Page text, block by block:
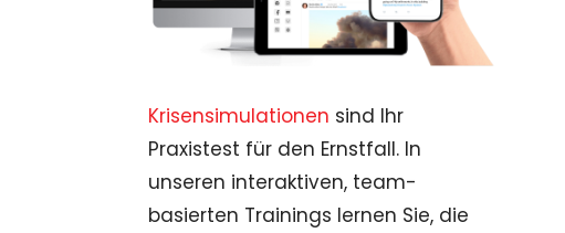
Krisensimulationen sind Ihr
Praxistest für den Ernstfall. In
unseren interaktiven, team-
basierten Trainings lernen Sie, die